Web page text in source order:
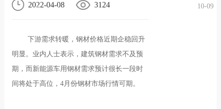
况 化
2022-04-08 3124
下游需求转暖，钢材价格近期企稳回升
明显。业内人士表示，建筑钢材需求不及预
期，而新能源车用钢材需求预计很长一段时
间将处于高位，4月份钢材市场行情可期。
10-09